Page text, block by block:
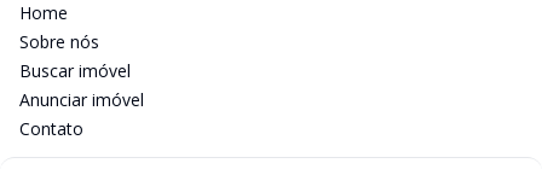
Home
Sobre nós
Buscar imóvel
Anunciar imóvel
Contato